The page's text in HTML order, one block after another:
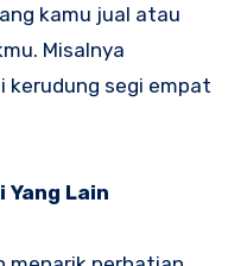
kamu jual atau
Misalnya
kerudung segi empat
Yang Lain